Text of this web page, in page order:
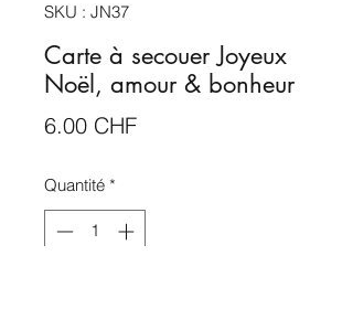
SKU : JN37
Carte à secouer Joyeux
Noël, amour & bonheur
6.00 CHFPrix
Quantité *